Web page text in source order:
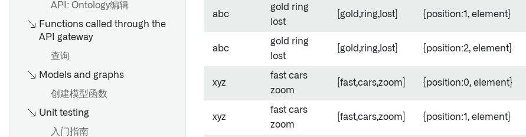
API: Ontology编辑
Functions called through the
API gateway
查询
Models and graphs
创建模型函数
Unit testing
入门指南
abc
gold ring
lost
[gold,ring,lost] {position:1, element}
abc
gold ring
lost
[gold,ring,lost] {position:2, element}
xyz
fast cars
zoom
[fast,cars,zoom] {position:0, element}
xyz
fast cars
zoom
[fast,cars,zoom] {position:1, element}